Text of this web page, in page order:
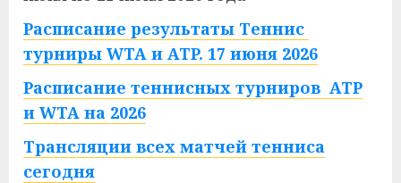
Расписание результаты Теннис
турниры WTA и ATP. 17 июня 2026
Расписание теннисных турниров ATP
и WTA на 2026
Трансляции всех матчей тенниса
сегодня